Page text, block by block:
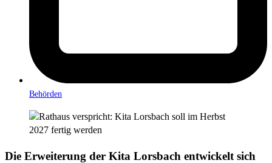
Behörden
Die Erweiterung der Kita Lorsbach entwickelt sich